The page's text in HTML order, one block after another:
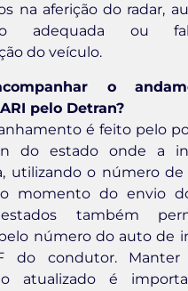
na aferição do radar,
adequada ou
do veículo.
o
pelo Detran?
é feito pelo
do estado onde a
utilizando o número
momento do envio
também
número do auto de
do condutor.
atualizado é